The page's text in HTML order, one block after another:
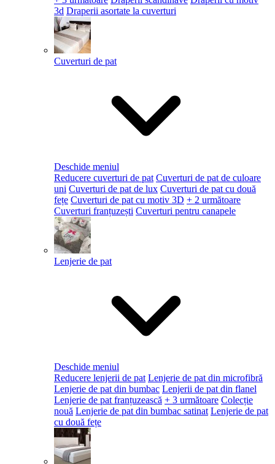
3d Draperii asortate la cuverturi
Cuverturi de pat
Deschide meniul
Reducere cuverturi de pat Cuverturi de pat de culoare
uni Cuverturi de pat de lux Cuverturi de pat cu două
fețe Cuverturi de pat cu motiv 3D + 2 următoare
Cuverturi franțuzești Cuverturi pentru canapele
Lenjerie de pat
Deschide meniul
Reducere lenjerii de pat Lenjerie de pat din microfibră
Lenjerie de pat din bumbac Lenjerii de pat din flanel
Lenjerie de pat franțuzească + 3 următoare Colecție
nouă Lenjerie de pat din bumbac satinat Lenjerie de pat
cu două fețe